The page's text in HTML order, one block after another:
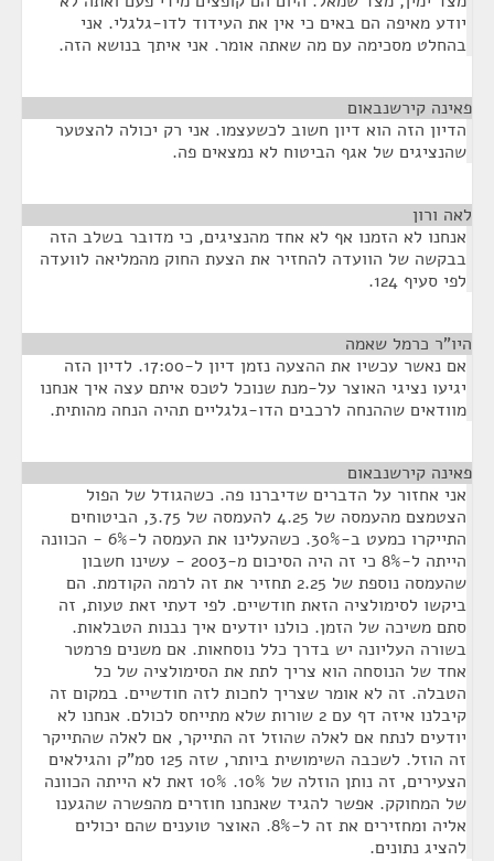
יודע מאיפה הם באים כי אין את העידוד לדו-גלגלי. אני
בהחלט מסכימה עם מה שאתה אומר. אני איתך בנושא הזה.
פאינה קירשנבאום
הדיון הזה הוא דיון חשוב לכשעצמו. אני רק יכולה להצטער
שהנציגים של אגף הביטוח לא נמצאים פה.
לאה ורון
אנחנו לא הזמנו אף לא אחד מהנציגים, כי מדובר בשלב הזה
בבקשה של הוועדה להחזיר את הצעת החוק מהמליאה לוועדה
לפי סעיף 124.
היו"ר כרמל שאמה
אם נאשר עכשיו את ההצעה נזמן דיון ל-17:00. לדיון הזה
יגיעו נציגי האוצר על-מנת שנוכל לטכס איתם עצה איך אנחנו
מוודאים שההנחה לרכבים הדו-גלגליים תהיה הנחה מהותית.
פאינה קירשנבאום
אני אחזור על הדברים שדיברנו פה. כשהגודל של הפול
הצטמצם מהעמסה של 4.25 להעמסה של 3.75, הביטוחים
התייקרו כמעט ב-30%. כשהעלינו את העמסה ל-6% - הכוונה
הייתה ל-8% כי זה היה הסיכום מ-2003 - עשינו חשבון
שהעמסה נוספת של 2.25 תחזיר את זה לרמה הקודמת. הם
ביקשו לסימולציה הזאת חודשיים. לפי דעתי זאת טעות, זה
סתם משיכה של הזמן. כולנו יודעים איך נבנות הטבלאות.
בשורה העליונה יש בדרך כלל נוסחאות. אם משנים פרמטר
אחד של הנוסחה הוא צריך לתת את הסימולציה של כל
הטבלה. זה לא אומר שצריך לחכות לזה חודשיים. במקום זה
קיבלנו איזה דף עם 2 שורות שלא מתייחס לכולם. אנחנו לא
יודעים לנתח אם לאלה שהוזל זה התייקר, אם לאלה שהתייקר
זה הוזל. לשכבה השימושית ביותר, שזה 125 סמ"ק והגילאים
הצעירים, זה נותן הוזלה של 10%. 10% זאת לא הייתה הכוונה
של המחוקק. אפשר להגיד שאנחנו חוזרים מהפשרה שהגענו
אליה ומחזירים את זה ל-8%. האוצר טוענים שהם יכולים
להציג נתונים.